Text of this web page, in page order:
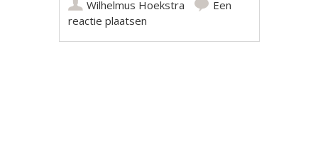
Wilhelmus Hoekstra
Een
reactie plaatsen